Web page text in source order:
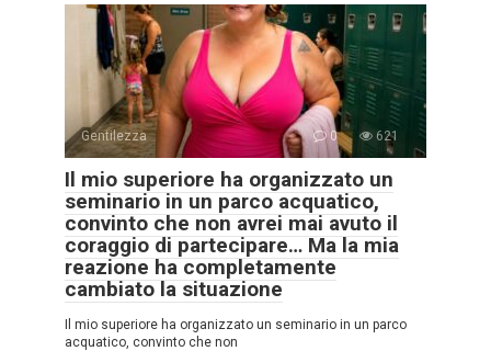
Gentilezza 0 621
Il mio superiore ha organizzato un
seminario in un parco acquatico,
convinto che non avrei mai avuto il
coraggio di partecipare… Ma la mia
reazione ha completamente
cambiato la situazione
Il mio superiore ha organizzato un seminario in un parco
acquatico, convinto che non